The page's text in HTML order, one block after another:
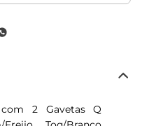
com 2 Gavetas Q